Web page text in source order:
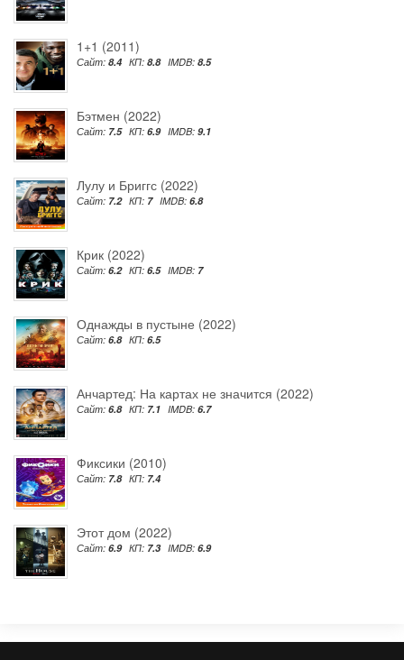
1+1 (2011)
Сайт: 8.4 КП: 8.8 IMDB: 8.5
Бэтмен (2022)
Сайт: 7.5 КП: 6.9 IMDB: 9.1
Лулу и Бриггс (2022)
Сайт: 7.2 КП: 7 IMDB: 6.8
Крик (2022)
Сайт: 6.2 КП: 6.5 IMDB: 7
Однажды в пустыне (2022)
Сайт: 6.8 КП: 6.5
Анчартед: На картах не значится (2022)
Сайт: 6.8 КП: 7.1 IMDB: 6.7
Фиксики (2010)
Сайт: 7.8 КП: 7.4
Этот дом (2022)
Сайт: 6.9 КП: 7.3 IMDB: 6.9